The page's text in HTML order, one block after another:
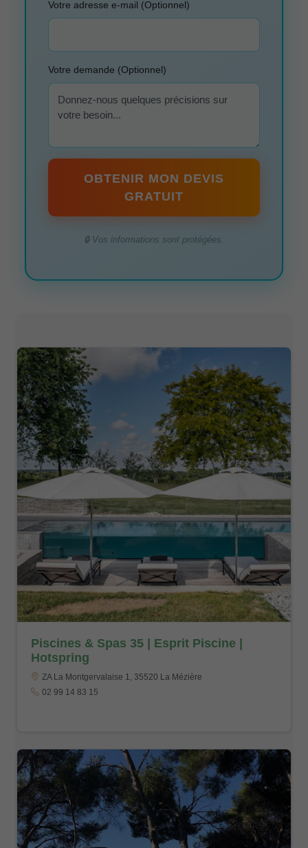
Votre adresse e-mail (Optionnel)
Votre demande (Optionnel)
OBTENIR MON DEVIS
GRATUIT
🔒 Vos informations sont protégées.
Piscines & Spas 35 | Esprit Piscine |
Hotspring
ZA La Montgervalaise 1, 35520 La Mézière
02 99 14 83 15